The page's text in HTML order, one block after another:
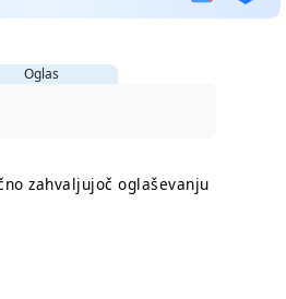
Oglas
zahvaljujoč oglaševanju